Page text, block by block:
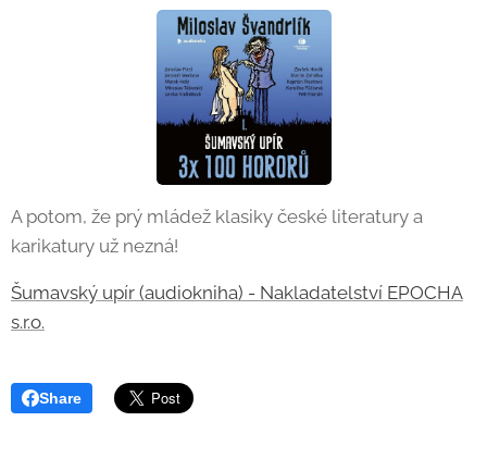
A potom, že prý mládež klasiky české literatury a
karikatury už nezná!
Šumavský upír (audiokniha) - Nakladatelství EPOCHA
s.r.o.
Share